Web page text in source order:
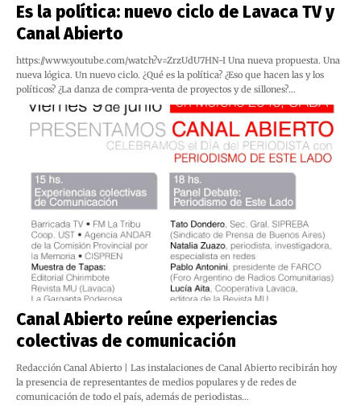
Es la política: nuevo ciclo de Lavaca TV y
Canal Abierto
https://www.youtube.com/watch?v=ZrzUdU7HN-I Una nueva propuesta. Una
nueva lógica. Un nuevo ciclo. ¿Qué es la política? ¿Eso que hacen las y los
políticos? ¿La danza de compra-venta de proyectos y de sillones?…
Canal Abierto reúne experiencias
colectivas de comunicación
Redacción Canal Abierto | Las instalaciones de Canal Abierto recibirán hoy
la presencia de representantes de medios populares y de redes de
comunicación de todo el país, además de periodistas…